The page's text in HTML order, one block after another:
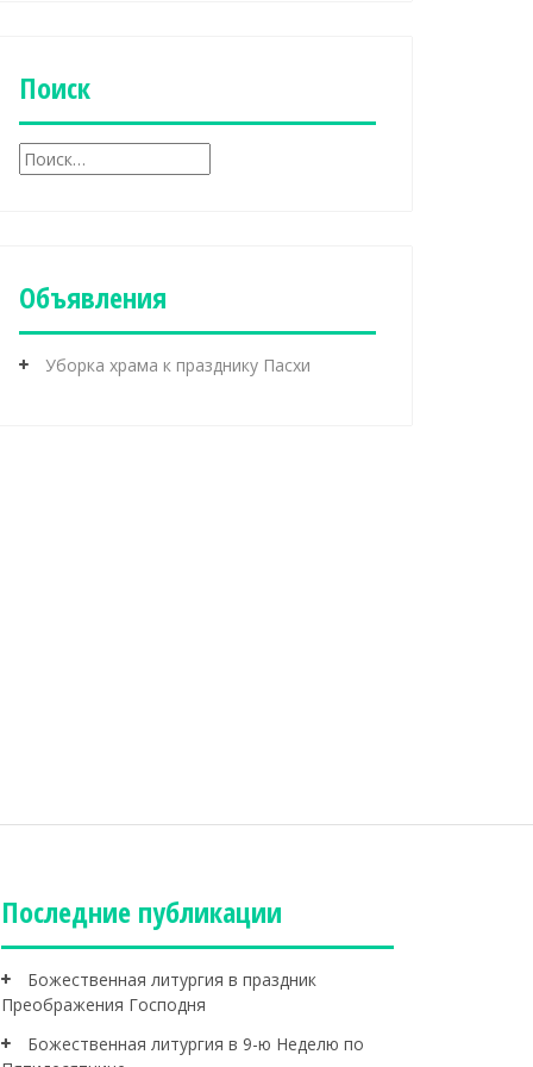
к
иПоиск
Н
а
Объявления
Уборка храма к празднику Пасхи
Последние публикации
Божественная литургия в праздник
Преображения Господня
Божественная литургия в 9-ю Неделю по